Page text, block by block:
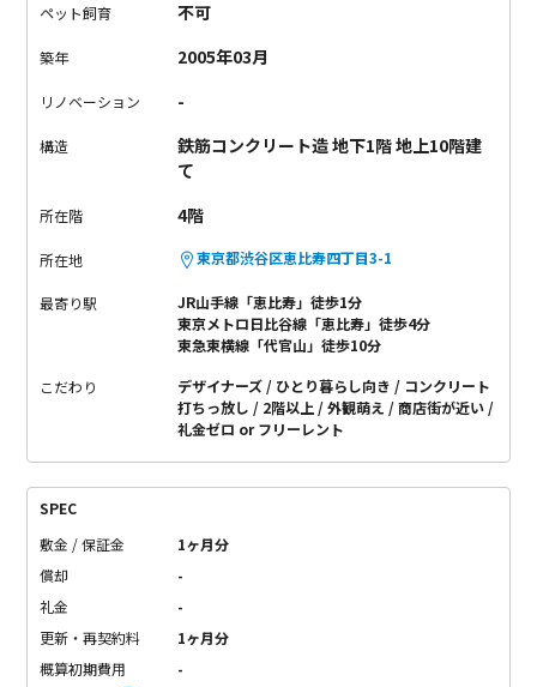
ペット飼育 不可
築年 2005年03月
リノベーション -
構造
鉄筋コンクリート造 地下1階 地上10階建
て
所在階 4階
所在地 東京都渋谷区恵比寿四丁目3-1
最寄り駅
JR山手線「恵比寿」徒歩1分
東京メトロ日比谷線「恵比寿」徒歩4分
東急東横線「代官山」徒歩10分
こだわり デザイナーズ ひとり暮らし向き
コンクリート
打ちっ放し
2階以上 外観萌え
商店街が近い
礼金ゼロ or フリーレント
SPEC
敷金 / 保証金
1ヶ月分
償却
-
礼金
-
更新・再契約料
1ヶ月分
概算初期費用
-